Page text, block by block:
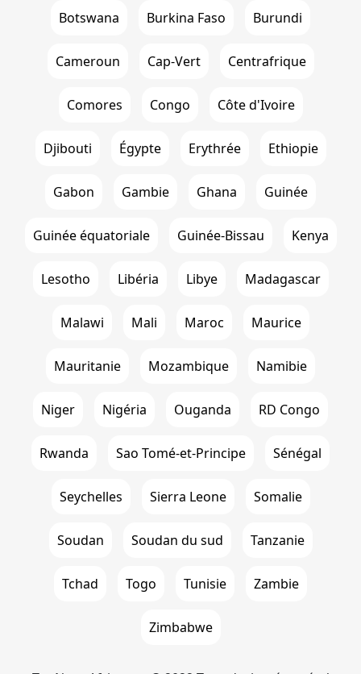
Botswana Burkina Faso Burundi
Cameroun Cap-Vert Centrafrique
Comores Congo Côte d'Ivoire
Djibouti Égypte Erythrée Ethiopie
Gabon Gambie Ghana Guinée
Guinée équatoriale Guinée-Bissau Kenya
Lesotho Libéria Libye Madagascar
Malawi Mali Maroc Maurice
Mauritanie Mozambique Namibie
Niger Nigéria Ouganda RD Congo
Rwanda Sao Tomé-et-Principe Sénégal
Seychelles Sierra Leone Somalie
Soudan Soudan du sud Tanzanie
Tchad Togo Tunisie Zambie
Zimbabwe